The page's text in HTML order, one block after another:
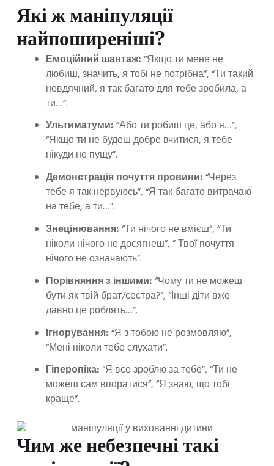
Які ж маніпуляції
найпоширеніші?
Емоційний шантаж:“Якщо ти мене не
любиш, значить, я тобі не потрібна”, “Ти такий
невдячний, я так багато для тебе зробила, а
ти…”.
Ультиматуми:“Або ти робиш це, або я…”,
“Якщо ти не будеш добре вчитися, я тебе
нікуди не пущу”.
Демонстрація почуття провини:“Через
тебе я так нервуюсь”, “Я так багато витрачаю
на тебе, а ти…”.
Знецінювання:“Ти нічого не вмієш”, “Ти
ніколи нічого не досягнеш”, ” Твої почуття
нічого не означають”.
Порівняння з іншими:“Чому ти не можеш
бути як твій брат/сестра?”, “Інші діти вже
давно це роблять…”.
Ігнорування:“Я з тобою не розмовляю”,
“Мені ніколи тебе слухати”.
Гіперопіка:“Я все зроблю за тебе”, “Ти не
можеш сам впоратися”, “Я знаю, що тобі
краще”.
Чим же небезпечні такі